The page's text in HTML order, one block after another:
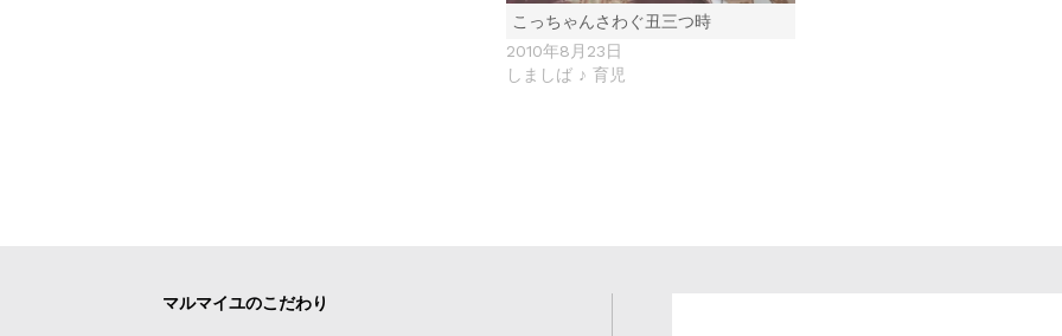
こっちゃんさわぐ丑三つ時
2010年8月23日
しましば ♪ 育児
マルマイユのこだわり